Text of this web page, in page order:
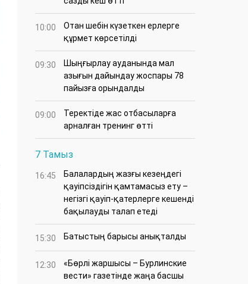
10:00
Отан шебін күзеткен ерлерге
құрмет көрсетілді
09:30
​Шыңғырлау ауданында мал
азығын дайындау жоспары 78
пайызға орындалды
09:00
​Теректіде жас отбасыларға
арналған тренинг өтті
7 Тамыз
16:45
Балалардың жазғы кезеңдегі
қауіпсіздігін қамтамасыз ету –
негізгі қауіп-қатерлерге кешенді
бақылауды талап етеді
15:30 Батыстың барысы анықталды
12:30
«Бөрлі жаршысы – Бурлинские
вести» газетінде жаңа басшы